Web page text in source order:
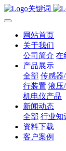
网站首页
关于我们
公司简介 在
产品展示
全部 传感器
行装置 液压
机电仪产品
新闻动态
全部 行业知
资料下载
客户案例